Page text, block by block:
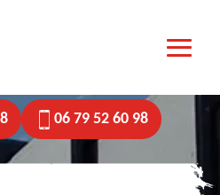
06 79 52 60 98